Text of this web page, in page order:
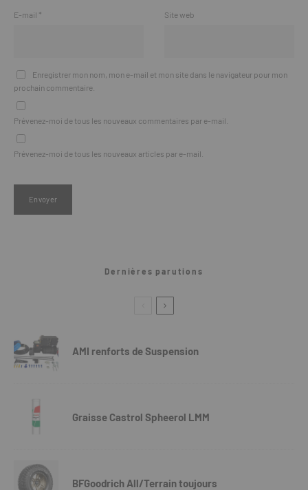
E-mail * Site web
Enregistrer mon nom, mon e-mail et mon site dans le navigateur pour mon
prochain commentaire.
Prévenez-moi de tous les nouveaux commentaires par e-mail.
Prévenez-moi de tous les nouveaux articles par e-mail.
Dernières parutions
AMI renforts de Suspension
Graisse Castrol Spheerol LMM
BFGoodrich All/Terrain toujours